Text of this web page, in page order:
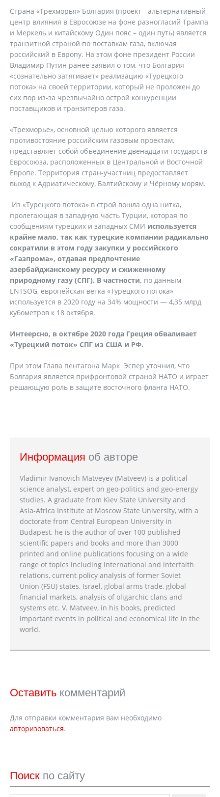
Страна «Трехморья» Болгария (проект - альтернативный
центр влияния в Евросоюзе на фоне разногласий Трампа
и Меркель и китайскому Один пояс – один путь) является
транзитной страной по поставкам газа, включая
российский в Европу. На этом фоне президент России
Владимир Путин ранее заявил о том, что Болгария
«сознательно затягивает» реализацию «Турецкого
потока» на своей территории, который не проложен до
сих пор из-за чрезвычайно острой конкуренции
поставщиков и транзитеров газа.
«Трехморье», основной целью которого является
противостояние российским газовым проектам,
представляет собой объединение двенадцати государств
Евросоюза, расположенных в Центральной и Восточной
Европе. Территория стран-участниц предоставляет
выход к Адриатическому, Балтийскому и Чёрному морям.
Из «Турецкого потока» в строй вошла одна нитка,
пролегающая в западную часть Турции, которая по
сообщениям турецких и западных СМИ используется
крайне мало, так как турецкие компании радикально
сократили в этом году закупки у российского
«Газпрома», отдавая предпочтение
азербайджанскому ресурсу и сжиженному
природному газу (СПГ). В частности, по данным
ENTSOG, европейская ветка «Турецкого потока»
используется в 2020 году на 34% мощности — 4,35 млрд
кубометров к 18 октября.
Интеерсно, в октябре 2020 года Греция обваливает
«Турецкий поток» СПГ из США и РФ.
При этом Глава пентагона Марк Эспер уточнил, что
Болгария является прифронтовой страной НАТО и играет
решающую роль в защите восточного фланга НАТО.
Информация об авторе
Vladimir Ivanovich Matveyev (Matveev) is a political
science analyst, expert on geo-politics and geo-energy
studies. A graduate from Kiev State University and
Asia-Africa Institute at Moscow State University, with a
doctorate from Central European University in
Budapest, he is the author of over 100 published
scientific papers and books and more than 3000
printed and online publications focusing on a wide
range of topics including international and interfaith
relations, current policy analysis of former Soviet
Union (FSU) states, Israel, global arms trade, global
financial markets, analysis of oligarchic clans and
systems etc. V. Matveev, in his books, predicted
important events in political and economical life in the
world.
Оставить комментарий
Для отправки комментария вам необходимо
авторизоваться.
Поиск по сайту